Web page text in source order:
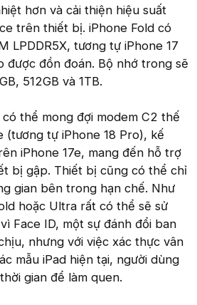
hơn và cải thiện hiệu suất
trên thiết bị. iPhone Fold có
LPDDR5X, tương tự iPhone 17
được đồn đoán. Bộ nhớ trong sẽ
512GB và 1TB.
thể mong đợi modem C2 thế
(tương tự iPhone 18 Pro), kế
iPhone 17e, mang đến hỗ trợ
bị gập. Thiết bị cũng có thể chỉ
gian bên trong hạn chế. Như
hoặc Ultra rất có thể sẽ sử
Face ID, một sự đánh đổi ban
nhưng với việc xác thực vân
mẫu iPad hiện tại, người dùng
gian để làm quen.